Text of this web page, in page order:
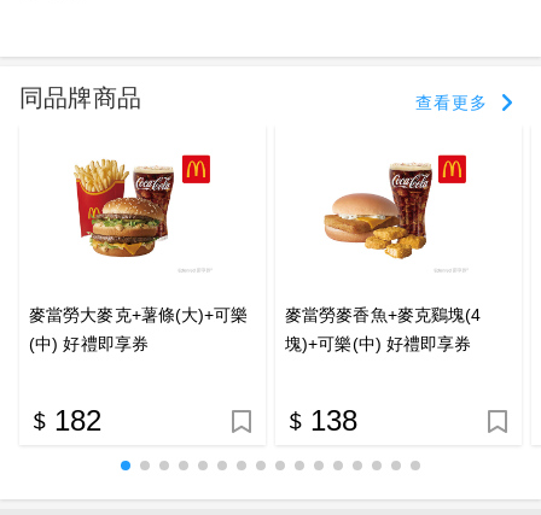
同品牌商品 查看更多
麥當勞大麥克+薯條(大)+可樂
(中) 好禮即享券
182
麥當勞麥香魚+麥克鷄塊(4
塊)+可樂(中) 好禮即享券
138